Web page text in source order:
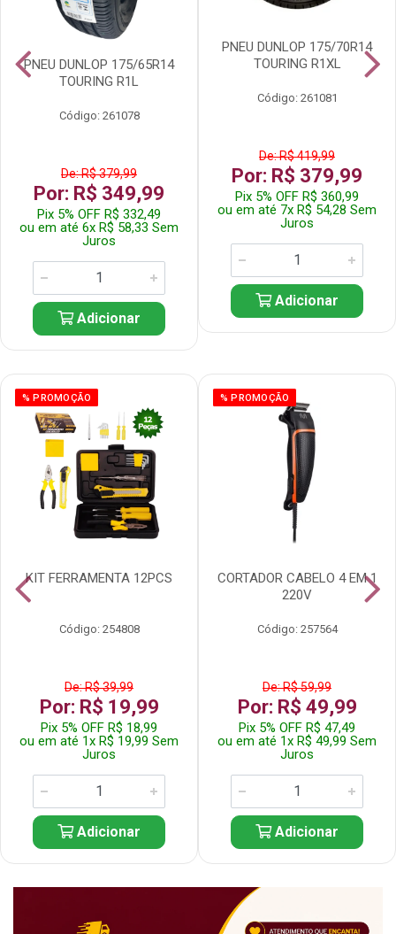
PNEU DUNLOP 175/65R14
TOURING R1L
Código: 261078
De: R$ 379,99
Por: R$ 349,99
Pix 5% OFF R$ 332,49
ou em até 6x R$ 58,33 Sem
Juros
Adicionar
PNEU DUNLOP 175/70R14
TOURING R1XL
Código: 261081
De: R$ 419,99
Por: R$ 379,99
Pix 5% OFF R$ 360,99
ou em até 7x R$ 54,28 Sem
Juros
Adicionar
% PROMOÇÃO
KIT FERRAMENTA 12PCS
Código: 254808
De: R$ 39,99
Por: R$ 19,99
Pix 5% OFF R$ 18,99
ou em até 1x R$ 19,99 Sem
Juros
Adicionar
% PROMOÇÃO
CORTADOR CABELO 4 EM 1
220V
Código: 257564
De: R$ 59,99
Por: R$ 49,99
Pix 5% OFF R$ 47,49
ou em até 1x R$ 49,99 Sem
Juros
Adicionar